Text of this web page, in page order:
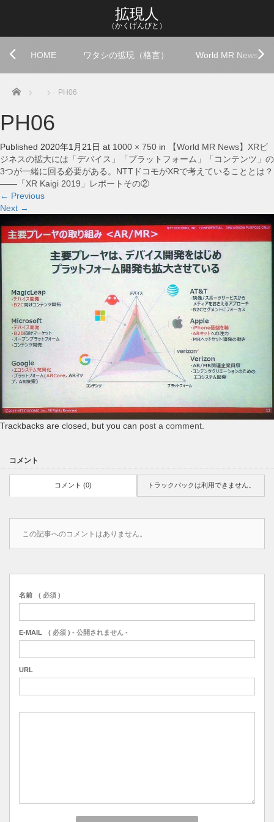
拡現人
（かくげんびと）
HOME ワタシの拡現（格言） World MR News
Home PH06
PH06
Published 2020年1月21日 at 1000 × 750 in
【World MR News】XRビ
ジネスの拡大には「デバイス」「プラットフォーム」「コンテンツ」の
3つが一緒に回る必要がある。NTTドコモがXRで考えていることとは？
――「XR Kaigi 2019」レポートその②
← Previous
Next →
Trackbacks are closed, but you can post a comment
コメント
コメント (0) トラックバックは利用できません。
この記事へのコメントはありません。
名前 ( 必須 )
E-MAIL ( 必須 ) - 公開されません -
URL